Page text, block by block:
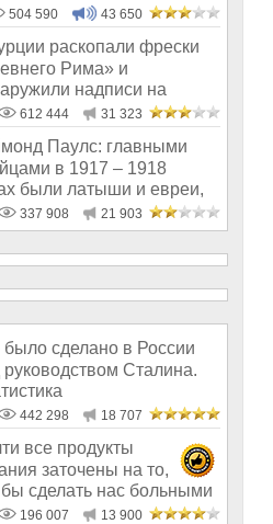
504 590 43 650
раскопали фрески
Рима» и
надписи на
612 444 31 323
Паулс: главными
в 1917 – 1918
были латыши и евреи,
русс
337 908 21 903
было сделано в России
руководством Сталина.
442 298 18 707
все продукты
заточены на то,
бы сделать нас больными
196 007 13 900